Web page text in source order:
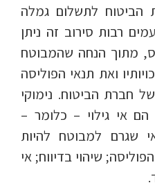
הביטוח לתשלום גמלה
רבות סירוב זה ניתן
מתוך הנחה שהמבוטח
ואת תנאי הפוליסה
חברת הביטוח. נימוקי
הם אי גילוי – כלומר –
שגרם למבוטח להיות
שיהוי בדיווח; אי